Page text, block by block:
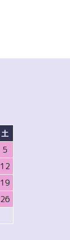
土
5
12
19
26